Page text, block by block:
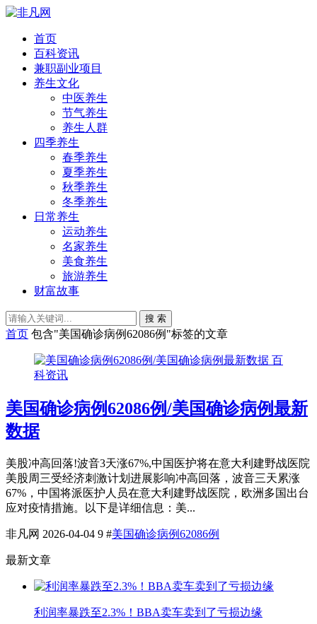
首页
百科资讯
兼职副业项目
养生文化
中医养生
节气养生
养生人群
四季养生
春季养生
夏季养生
秋季养生
冬季养生
日常养生
运动养生
名家养生
美食养生
旅游养生
财富故事
搜 索
首页 包含"美国确诊病例62086例"标签的文章
百
科资讯
美国确诊病例62086例/美国确诊病例最新
数据
美股冲高回落!波音3天涨67%,中国医护将在意大利建野战医院
美股周三受经济刺激计划进展影响冲高回落，波音三天累涨
67%，中国将派医护人员在意大利建野战医院，欧洲多国出台
应对疫情措施。以下是详细信息：美...
非凡网 2026-04-04 9 #美国确诊病例62086例
最新文章
利润率暴跌至2.3%！BBA卖车卖到了亏损边缘